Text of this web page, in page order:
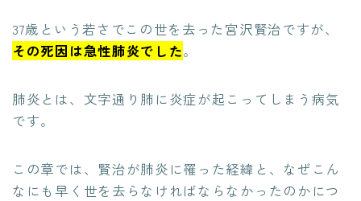
37歳という若さでこの世を去った宮沢賢治ですが、
その死因は急性肺炎でした。
肺炎とは、文字通り肺に炎症が起こってしまう病気
です。
この章では、賢治が肺炎に罹った経緯と、なぜこん
なにも早く世を去らなければならなかったのかにつ